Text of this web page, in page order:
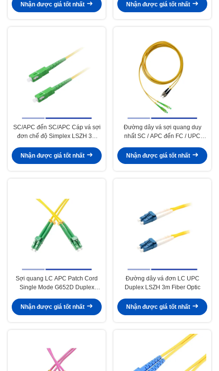
Nhận được giá tốt nhất
Nhận được giá tốt nhất
SC/APC đến SC/APC Cáp vá sợi
đơn chế độ Simplex LSZH 3m
Nhận được giá tốt nhất
Đường dây vá sợi quang duy
nhất SC / APC đến FC / UPC
Nhận được giá tốt nhất
Sợi quang LC APC Patch Cord
Single Mode G652D Duplex
Nhận được giá tốt nhất
Đường dây vá đơn LC UPC
Duplex LSZH 3m Fiber Optic
Nhận được giá tốt nhất